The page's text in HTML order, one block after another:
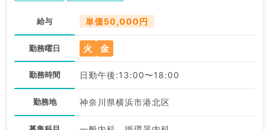
給与 単価50,000円
勤務曜日 火 金
勤務時間 日勤午後:13:00〜18:00
勤務地 神奈川県横浜市港北区